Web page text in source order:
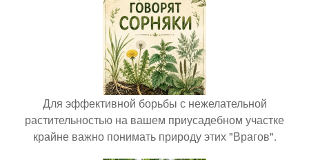
Для эффективной борьбы с нежелательной
растительностью на вашем приусадебном участке
крайне важно понимать природу этих "Врагов".